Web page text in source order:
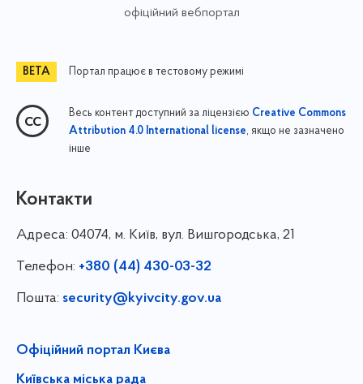
офіційний вебпортал
Портал працює в тестовому режимі
Весь контент доступний за ліцензією Creative Commons
Attribution 4.0 International license, якщо не зазначено
інше
Контакти
Адреса: 04074, м. Київ, вул. Вишгородська, 21
Телефон: +380 (44) 430-03-32
Пошта: security@kyivcity.gov.ua
Офіційний портал Києва
Київська міська рада